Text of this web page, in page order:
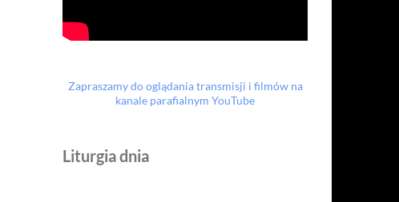
Zapraszamy do oglądania transmisji i filmów na
kanale parafialnym YouTube
Liturgia dnia